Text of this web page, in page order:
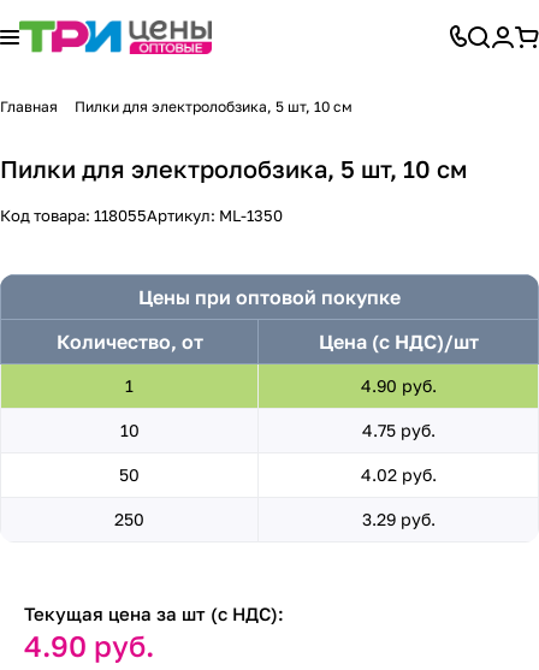
Главная Пилки для электролобзика, 5 шт, 10 cм
Пилки для электролобзика, 5 шт, 10 cм
Код товара: 118055Артикул: ML-1350
Цены при оптовой покупке
Количество, от
Цена (с НДС)/шт
1 4.90 руб.
10 4.75 руб.
50 4.02 руб.
250 3.29 руб.
Текущая цена за шт (с НДС):
4.90 руб.